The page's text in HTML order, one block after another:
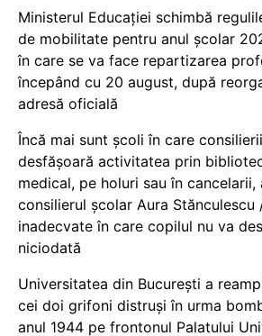
Ministerul Educației schimbă
de mobilitate pentru anul școlar
în care se va face repartizarea
începând cu 20 august, după
adresă oficială
Încă mai sunt școli în care
desfășoară activitatea prin
medical, pe holuri sau în
consilierul școlar Aura Stănculescu
inadecvate în care copilul nu va
niciodată
Universitatea din București a
cei doi grifoni distruși în urma
anul 1944 pe frontonul Palatului